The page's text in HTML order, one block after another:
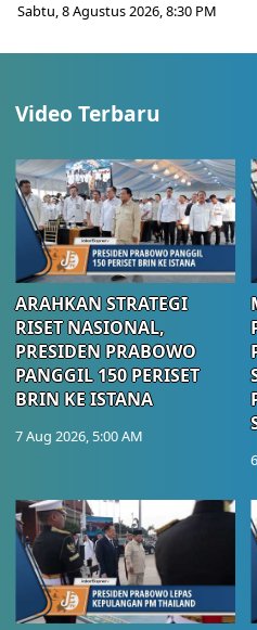
Sabtu, 8 Agustus 2026, 8:30 PM
Video Terbaru
ARAHKAN STRATEGI
RISET NASIONAL,
PRESIDEN PRABOWO
PANGGIL 150 PERISET
BRIN KE ISTANA
7 Aug 2026, 5:00 AM